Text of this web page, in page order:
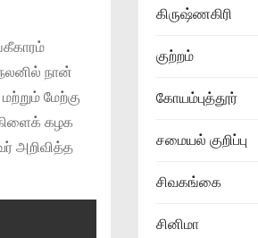
நான்
மேற்கு
கழக
அறிவித்த
கிருஷ்ணகிரி
குற்றம்
கோயம்புத்தூர்
சமையல் குறிப்பு
சிவகங்கை
சினிமா